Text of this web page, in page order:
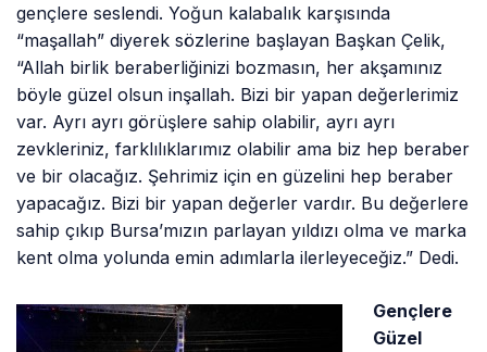
gençlere seslendi. Yoğun kalabalık karşısında
“maşallah” diyerek sözlerine başlayan Başkan Çelik,
“Allah birlik beraberliğinizi bozmasın, her akşamınız
böyle güzel olsun inşallah. Bizi bir yapan değerlerimiz
var. Ayrı ayrı görüşlere sahip olabilir, ayrı ayrı
zevkleriniz, farklılıklarımız olabilir ama biz hep beraber
ve bir olacağız. Şehrimiz için en güzelini hep beraber
yapacağız. Bizi bir yapan değerler vardır. Bu değerlere
sahip çıkıp Bursa’mızın parlayan yıldızı olma ve marka
kent olma yolunda emin adımlarla ilerleyeceğiz.” Dedi.
Gençlere
Güzel